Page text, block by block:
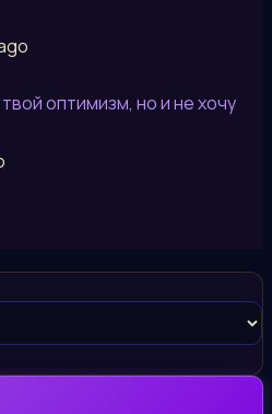
оптимизм, но и не хочу